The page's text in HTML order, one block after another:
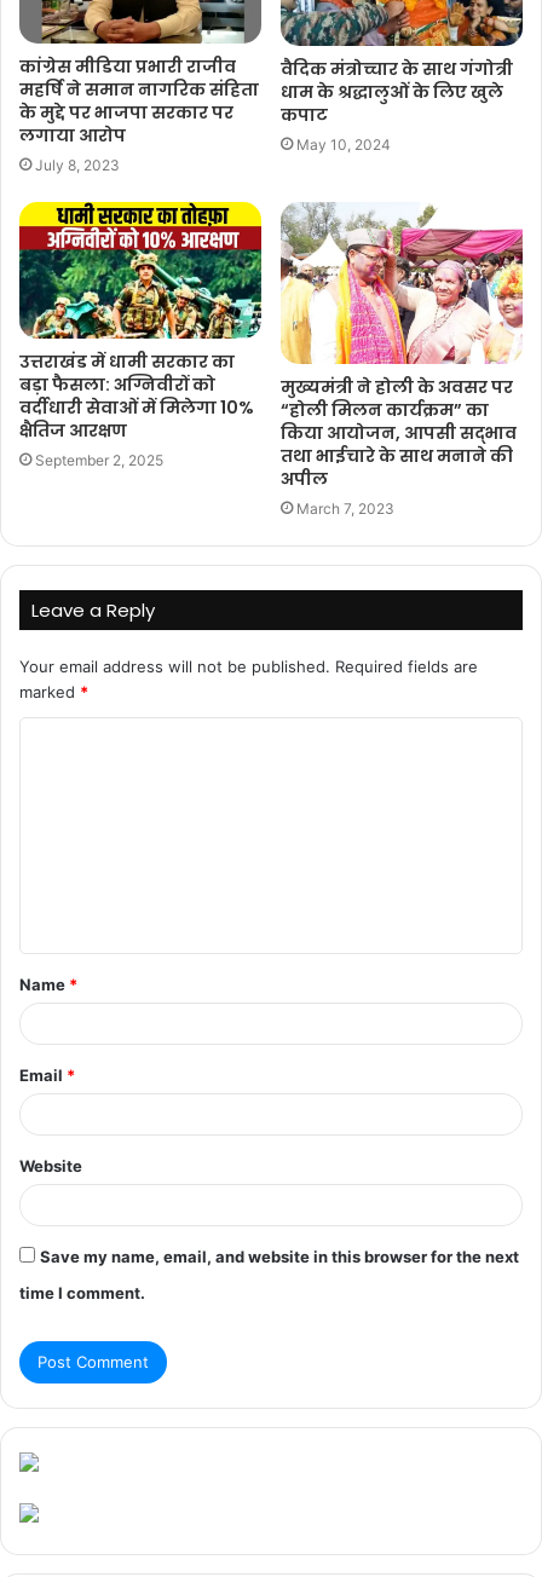
कांग्रेस मीडिया प्रभारी राजीव
महर्षि ने समान नागरिक संहिता
के मुद्दे पर भाजपा सरकार पर
लगाया आरोप
July 8, 2023
वैदिक मंत्रोच्चार के साथ गंगोत्री
धाम के श्रद्धालुओं के लिए खुले
कपाट
May 10, 2024
उत्तराखंड में धामी सरकार का
बड़ा फैसला: अग्निवीरों को
वर्दीधारी सेवाओं में मिलेगा 10%
क्षैतिज आरक्षण
September 2, 2025
मुख्यमंत्री ने होली के अवसर पर
“होली मिलन कार्यक्रम” का
किया आयोजन, आपसी सद्भाव
तथा भाईचारे के साथ मनाने की
अपील
March 7, 2023
Leave a Reply
Your email address will not be published. Required fields are
marked *
t
*
Name *
Email *
Website
Save my name, email, and website in this browser for the next
time I comment.